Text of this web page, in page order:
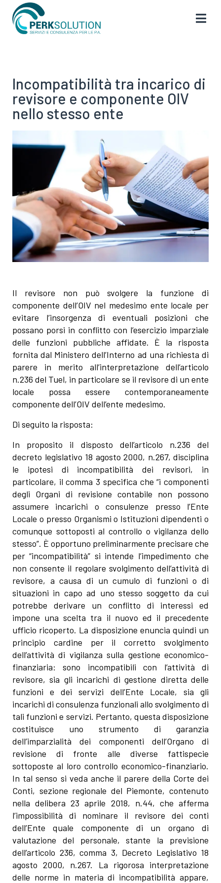
Incompatibilità tra incarico di
revisore e componente OIV
nello stesso ente
Il revisore non può svolgere la funzione di
componente dell’OIV nel medesimo ente locale per
evitare l’insorgenza di eventuali posizioni che
possano porsi in conflitto con l’esercizio imparziale
delle funzioni pubbliche affidate. È la risposta
fornita dal Ministero dell’Interno ad una richiesta di
parere in merito all’interpretazione dell’articolo
n.236 del Tuel, in particolare se il revisore di un ente
locale possa essere contemporaneamente
componente dell’OIV dell’ente medesimo.
Di seguito la risposta:
In proposito il disposto dell’articolo n.236 del
decreto legislativo 18 agosto 2000, n.267, disciplina
le ipotesi di incompatibilità dei revisori, in
particolare, il comma 3 specifica che “i componenti
degli Organi di revisione contabile non possono
assumere incarichi o consulenze presso l’Ente
Locale o presso Organismi o Istituzioni dipendenti o
comunque sottoposti al controllo o vigilanza dello
stesso”. È opportuno preliminarmente precisare che
per “incompatibilità” si intende l’impedimento che
non consente il regolare svolgimento dell’attività di
revisore, a causa di un cumulo di funzioni o di
situazioni in capo ad uno stesso soggetto da cui
potrebbe derivare un conflitto di interessi ed
impone una scelta tra il nuovo ed il precedente
ufficio ricoperto. La disposizione enuncia quindi un
principio cardine per il corretto svolgimento
dell’attività di vigilanza sulla gestione economico-
finanziaria: sono incompatibili con l’attività di
revisore, sia gli incarichi di gestione diretta delle
funzioni e dei servizi dell’Ente Locale, sia gli
incarichi di consulenza funzionali allo svolgimento di
tali funzioni e servizi. Pertanto, questa disposizione
costituisce uno strumento di garanzia
dell’imparzialità dei componenti dell’Organo di
revisione di fronte alle diverse fattispecie
sottoposte al loro controllo economico-finanziario.
In tal senso si veda anche il parere della Corte dei
Conti, sezione regionale del Piemonte, contenuto
nella delibera 23 aprile 2018, n.44, che afferma
l’impossibilità di nominare il revisore dei conti
dell’Ente quale componente di un organo di
valutazione del personale, stante la previsione
dell’articolo 236, comma 3, Decreto Legislativo 18
agosto 2000, n.267. La rigorosa interpretazione
delle norme in materia di incompatibilità appare,